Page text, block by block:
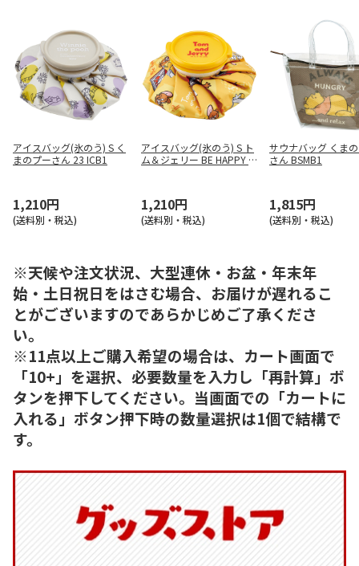
アイスバッグ(氷のう) S く
まのプーさん 23 ICB1
1,210円
(送料別・税込)
アイスバッグ(氷のう) S ト
ム＆ジェリー BE HAPPY 2
1,210円
(送料別・税込)
サウナバッグ くま
さん BSMB1
1,815円
(送料別・税込)
※天候や注文状況、大型連休・お盆・年末年
始・土日祝日をはさむ場合、お届けが遅れるこ
とがございますのであらかじめご了承くださ
い。
※11点以上ご購入希望の場合は、カート画面で
「10+」を選択、必要数量を入力し「再計算」ボ
タンを押下してください。当画面での「カートに
入れる」ボタン押下時の数量選択は1個で結構で
す。